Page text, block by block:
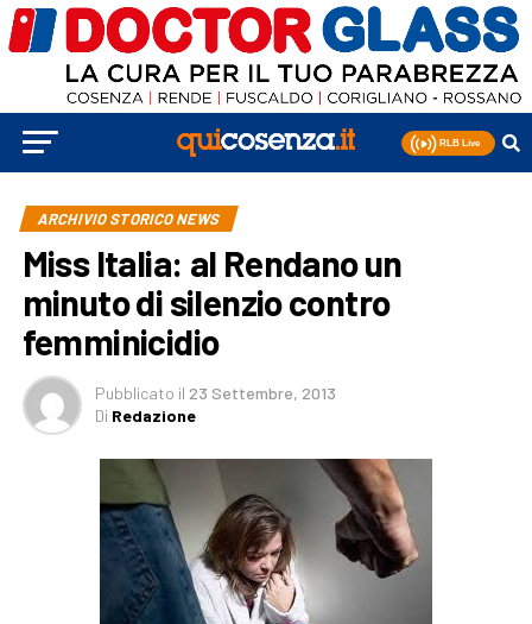
ARCHIVIO STORICO NEWS
Miss Italia: al Rendano un
minuto di silenzio contro
femminicidio
Pubblicato il 23 Settembre, 2013
Di Redazione